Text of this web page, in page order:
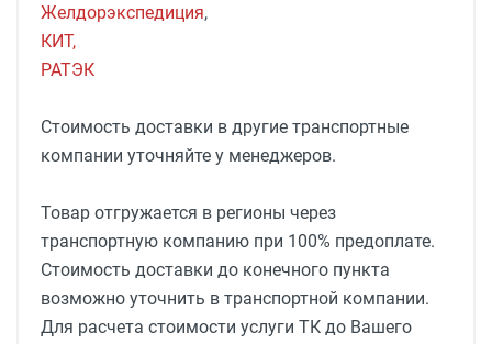
Желдорэкспедиция,
КИТ,
РАТЭК
Стоимость доставки в другие транспортные
компании уточняйте у менеджеров.
Товар отгружается в регионы через
транспортную компанию при 100% предоплате.
Стоимость доставки до конечного пункта
возможно уточнить в транспортной компании.
Для расчета стоимости услуги ТК до Вашего